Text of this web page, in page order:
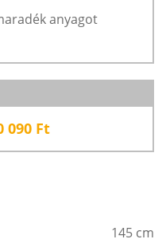
anyagot
090 Ft
145 cm